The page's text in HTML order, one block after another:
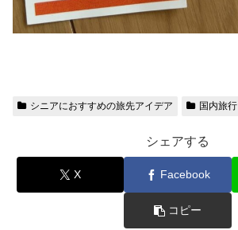
シニアにおすすめの旅先アイデア 国内旅行
シェアする
X Facebook
コピー